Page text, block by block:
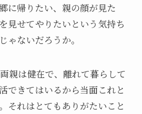
に帰りたい、親の顔が見た
見せてやりたいという気持ち
ゃないだろうか。
親は健在で、離れて暮らして
できてはいるから当面これと
それはとてもありがたいこと